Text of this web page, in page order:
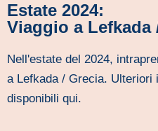
Estate 2024:
Viaggio a Lefkada
Nell'estate del 2024,
a Lefkada / Grecia.
disponibili qui.